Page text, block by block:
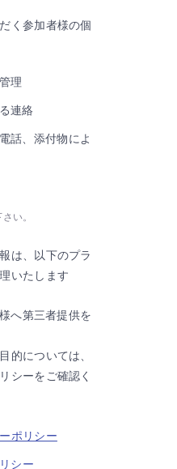
く参加者様の個
理
連絡
話、添付物によ
い。
は、以下のプラ
いたします
へ第三者提供を
的については、
シーをご確認く
ポリシー
シー